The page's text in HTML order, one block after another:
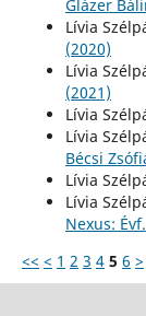
Glázer
Lívia
(2020)
Lívia
(2021)
Lívia
Lívia
Bécsi
Lívia
Lívia
Nexus:
<< < 1 2 3 4 5 6 >